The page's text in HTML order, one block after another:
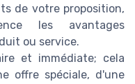
de votre proposition,
les avantages
ou service.
et immédiate; cela
offre spéciale, d'une